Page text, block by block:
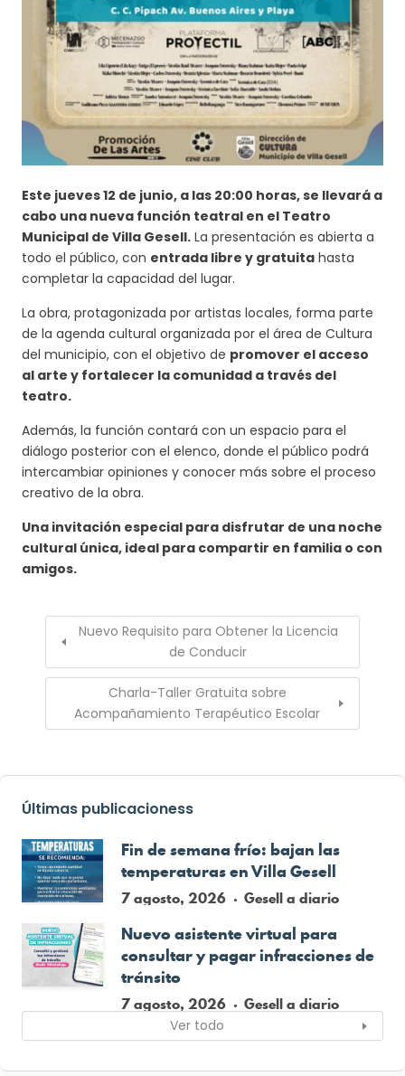
Este jueves 12 de junio, a las 20:00 horas, se llevará a
cabo una nueva función teatral en el Teatro
Municipal de Villa Gesell. La presentación es abierta a
todo el público, con entrada libre y gratuita hasta
completar la capacidad del lugar.
La obra, protagonizada por artistas locales, forma parte
de la agenda cultural organizada por el área de Cultura
del municipio, con el objetivo de promover el acceso
al arte y fortalecer la comunidad a través del
teatro.
Además, la función contará con un espacio para el
diálogo posterior con el elenco, donde el público podrá
intercambiar opiniones y conocer más sobre el proceso
creativo de la obra.
Una invitación especial para disfrutar de una noche
cultural única, ideal para compartir en familia o con
amigos.
Nuevo Requisito para Obtener la Licencia
de Conducir
Charla-Taller Gratuita sobre
Acompañamiento Terapéutico Escolar
Últimas publicacioness
Fin de semana frío: bajan las
temperaturas en Villa Gesell
7 agosto, 2026 Gesell a diario
Nuevo asistente virtual para
consultar y pagar infracciones de
tránsito
7 agosto, 2026 Gesell a diario
Ver todo